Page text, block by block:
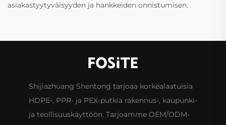
asiakastyytyväisyyden ja hankkeiden onnistumisen.
Shijiazhuang Shentong tarjoaa korkealaatuisia
HDPE-, PPR- ja PEX-putkia rakennus-, kaupunki-
ja teollisuuskäyttöön. Tarjoamme OEM/ODM-